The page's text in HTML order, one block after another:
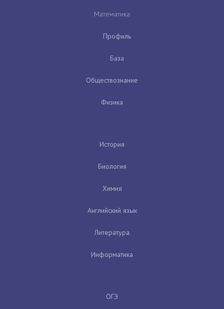
Математика
Профиль
База
Обществознание
Физика
История
Биология
Химия
Английский язык
Литература
Информатика
ОГЭ